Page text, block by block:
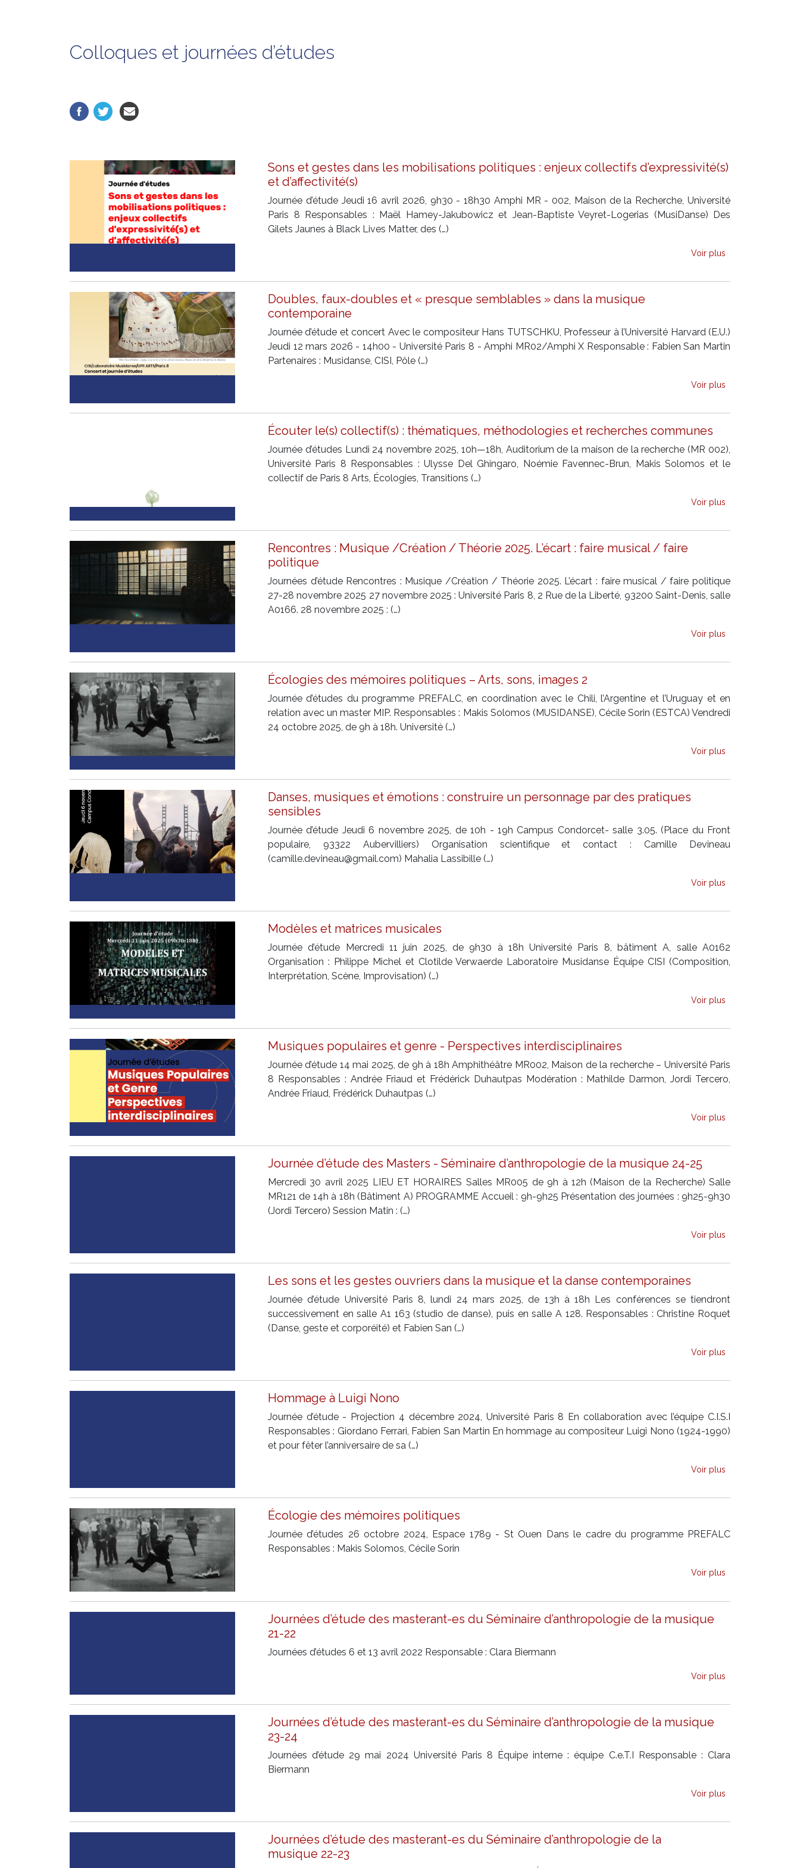
Colloques et journées d’études
Sons et gestes dans les mobilisations politiques : enjeux collectifs d’expressivité(s)
et d’affectivité(s)
Journée d’étude Jeudi 16 avril 2026, 9h30 - 18h30 Amphi MR - 002, Maison de la Recherche, Université
Paris 8 Responsables : Maël Hamey-Jakubowicz et Jean-Baptiste Veyret-Logerias (MusiDanse) Des
Gilets Jaunes à Black Lives Matter, des (…)
Voir plus
Doubles, faux-doubles et « presque semblables » dans la musique
contemporaine
Journée d’étude et concert Avec le compositeur Hans TUTSCHKU, Professeur à l’Université Harvard (E.U.)
Jeudi 12 mars 2026 - 14h00 - Université Paris 8 - Amphi MR02/Amphi X Responsable : Fabien San Martin
Partenaires : Musidanse, CISI, Pôle (…)
Voir plus
Écouter le(s) collectif(s) : thématiques, méthodologies et recherches communes
Journée d’études Lundi 24 novembre 2025, 10h—18h, Auditorium de la maison de la recherche (MR 002),
Université Paris 8 Responsables : Ulysse Del Ghingaro, Noémie Favennec-Brun, Makis Solomos et le
collectif de Paris 8 Arts, Écologies, Transitions (…)
Voir plus
Rencontres : Musique /Création / Théorie 2025. L’écart : faire musical / faire
politique
Journées d’étude Rencontres : Musique /Création / Théorie 2025. L’écart : faire musical / faire politique
27-28 novembre 2025 27 novembre 2025 : Université Paris 8, 2 Rue de la Liberté, 93200 Saint-Denis, salle
A0166. 28 novembre 2025 : (…)
Voir plus
Écologies des mémoires politiques – Arts, sons, images 2
Journée d’études du programme PREFALC, en coordination avec le Chili, l’Argentine et l’Uruguay et en
relation avec un master MIP. Responsables : Makis Solomos (MUSIDANSE), Cécile Sorin (ESTCA) Vendredi
24 octobre 2025, de 9h à 18h. Université (…)
Voir plus
Danses, musiques et émotions : construire un personnage par des pratiques
sensibles
Journée d’étude Jeudi 6 novembre 2025, de 10h - 19h Campus Condorcet- salle 3.05. (Place du Front
populaire, 93322 Aubervilliers) Organisation scientifique et contact : Camille Devineau
(camille.devineau@gmail.com) Mahalia Lassibille (…)
Voir plus
Modèles et matrices musicales
Journée d’étude Mercredi 11 juin 2025, de 9h30 à 18h Université Paris 8, bâtiment A, salle A0162
Organisation : Philippe Michel et Clotilde Verwaerde Laboratoire Musidanse Équipe CISI (Composition,
Interprétation, Scène, Improvisation) (…)
Voir plus
Musiques populaires et genre - Perspectives interdisciplinaires
Journée d’étude 14 mai 2025, de 9h à 18h Amphithéâtre MR002, Maison de la recherche – Université Paris
8 Responsables : Andrée Friaud et Frédérick Duhautpas Modération : Mathilde Darmon, Jordi Tercero,
Andrée Friaud, Frédérick Duhautpas (…)
Voir plus
Journée d’étude des Masters - Séminaire d’anthropologie de la musique 24-25
Mercredi 30 avril 2025 LIEU ET HORAIRES Salles MR005 de 9h à 12h (Maison de la Recherche) Salle
MR121 de 14h à 18h (Bâtiment A) PROGRAMME Accueil : 9h-9h25 Présentation des journées : 9h25-9h30
(Jordi Tercero) Session Matin : (…)
Voir plus
Les sons et les gestes ouvriers dans la musique et la danse contemporaines
Journée d’étude Université Paris 8, lundi 24 mars 2025, de 13h à 18h Les conférences se tiendront
successivement en salle A1 163 (studio de danse), puis en salle A 128. Responsables : Christine Roquet
(Danse, geste et corporéité) et Fabien San (…)
Voir plus
Hommage à Luigi Nono
Journée d’étude - Projection 4 décembre 2024, Université Paris 8 En collaboration avec l’équipe C.I.S.I
Responsables : Giordano Ferrari, Fabien San Martin En hommage au compositeur Luigi Nono (1924-1990)
et pour fêter l’anniversaire de sa (…)
Voir plus
Écologie des mémoires politiques
Journée d’études 26 octobre 2024, Espace 1789 - St Ouen Dans le cadre du programme PREFALC
Responsables : Makis Solomos, Cécile Sorin
Voir plus
Journées d’étude des masterant-es du Séminaire d’anthropologie de la musique
21-22
Journées d’études 6 et 13 avril 2022 Responsable : Clara Biermann
Voir plus
Journées d’étude des masterant-es du Séminaire d’anthropologie de la musique
23-24
Journées d’étude 29 mai 2024 Université Paris 8 Équipe interne : équipe C.e.T.I Responsable : Clara
Biermann
Voir plus
Journées d’étude des masterant-es du Séminaire d’anthropologie de la
musique 22-23